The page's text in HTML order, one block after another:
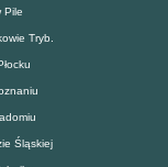
Pile
Tryb.
Śląskiej